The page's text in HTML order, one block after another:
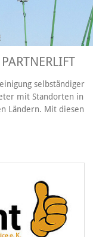
selbständiger
mit Standorten in
Ländern. Mit diesen